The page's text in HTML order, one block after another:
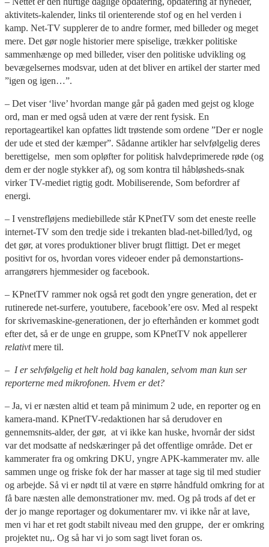
aktivitets-kalender, links til orienterende stof og en hel verden i
kamp. Net-TV supplerer de to andre former, med billeder og meget
mere. Det gør nogle historier mere spiselige, trækker politiske
sammenhænge op med billeder, viser den politiske udvikling og
bevægelsernes modsvar, uden at det bliver en artikel der starter med
”igen og igen…”.
– Det viser ‘live’ hvordan mange går på gaden med gejst og kloge
ord, man er med også uden at være der rent fysisk. En
reportageartikel kan opfattes lidt trøstende som ordene ”Der er nogle
der ude et sted der kæmper”. Sådanne artikler har selvfølgelig deres
berettigelse, men som opløfter for politisk halvdeprimerede røde (og
dem er der nogle stykker af), og som kontra til håbløsheds-snak
virker TV-mediet rigtig godt. Mobiliserende, Som befordrer af
energi.
– I venstrefløjens mediebillede står KPnetTV som det eneste reelle
internet-TV som den tredje side i trekanten blad-net-billed/lyd, og
det gør, at vores produktioner bliver brugt flittigt. Det er meget
positivt for os, hvordan vores videoer ender på demonstartions-
arrangørers hjemmesider og facebook.
– KPnetTV rammer nok også ret godt den yngre generation, det er
rutinerede net-surfere, youtubere, facebook’ere osv. Med al respekt
for skrivemaskine-generationen, der jo efterhånden er kommet godt
efter det, så er de unge en gruppe, som KPnetTV nok appellerer
relativtmere til.
– I er selvfølgelig et helt hold bag kanalen, selvom man kun ser
reporterne med mikrofonen. Hvem er det?
– Ja, vi er næsten altid et team på minimum 2 ude, en reporter og en
kamera-mand. KPnetTV-redaktionen har så derudover en
gennemsnits-alder, der gør, at vi ikke kan huske, hvornår der sidst
var det modsatte af nedskæringer på det offentlige område. Det er
kammerater fra og omkring DKU, yngre APK-kammerater mv. alle
sammen unge og friske fok der har masser at tage sig til med studier
og arbejde. Så vi er nødt til at være en større håndfuld omkring for at
få bare næsten alle demonstrationer mv. med. Og på trods af det er
der jo mange reportager og dokumentarer mv. vi ikke når at lave,
men vi har et ret godt stabilt niveau med den gruppe, der er omkring
projektet nu,. Og så har vi jo som sagt livet foran os.